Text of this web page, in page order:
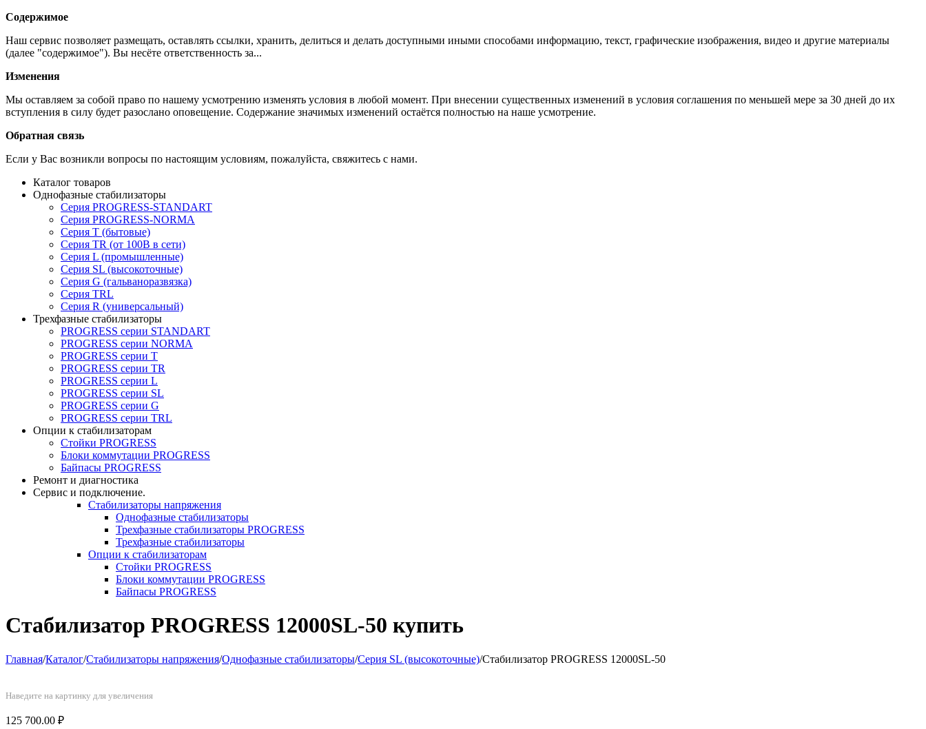
Содержимое
Наш сервис позволяет размещать, оставлять ссылки, хранить, делиться и делать доступными иными способами информацию, текст, графические изображения, видео и другие материалы
(далее "содержимое"). Вы несёте ответственность за...
Изменения
Мы оставляем за собой право по нашему усмотрению изменять условия в любой момент. При внесении существенных изменений в условия соглашения по меньшей мере за 30 дней до их
вступления в силу будет разослано оповещение. Содержание значимых изменений остаётся полностью на наше усмотрение.
Обратная связь
Если у Вас возникли вопросы по настоящим условиям, пожалуйста, свяжитесь с нами.
Каталог товаров
Однофазные стабилизаторы
Серия PROGRESS-STANDART
Серия PROGRESS-NORMA
Серия T (бытовые)
Серия TR (от 100В в сети)
Серия L (промышленные)
Серия SL (высокоточные)
Серия G (гальваноразвязка)
Серия TRL
Серия R (универсальный)
Трехфазные стабилизаторы
PROGRESS cерии STANDART
PROGRESS cерии NORMA
PROGRESS серии Т
PROGRESS серии ТR
PROGRESS серии L
PROGRESS серии SL
PROGRESS серии G
PROGRESS серии TRL
Опции к стабилизаторам
Стойки PROGRESS
Блоки коммутации PROGRESS
Байпасы PROGRESS
Ремонт и диагностика
Сервис и подключение.
Стабилизаторы напряжения
Однофазные стабилизаторы
Трехфазные стабилизаторы PROGRESS
Трехфазные стабилизаторы
Опции к стабилизаторам
Стойки PROGRESS
Блоки коммутации PROGRESS
Байпасы PROGRESS
Стабилизатор PROGRESS 12000SL-50 купить
Главная/Каталог/Стабилизаторы напряжения/Однофазные стабилизаторы/Серия SL (высокоточные)/Стабилизатор PROGRESS 12000SL-50
Наведите на картинку для увеличения
125 700.00 ₽